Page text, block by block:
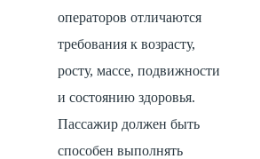
операторов отличаются
требования к возрасту,
росту, массе, подвижности
и состоянию здоровья.
Пассажир должен быть
способен выполнять